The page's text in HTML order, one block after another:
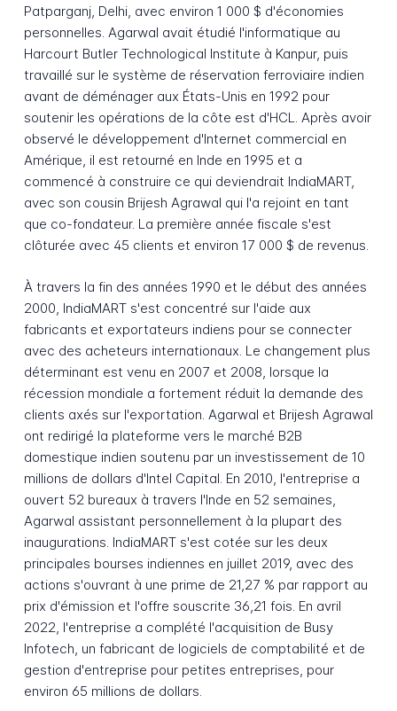
Patparganj, Delhi, avec environ 1 000 $ d'économies
personnelles. Agarwal avait étudié l'informatique au
Harcourt Butler Technological Institute à Kanpur, puis
travaillé sur le système de réservation ferroviaire indien
avant de déménager aux États-Unis en 1992 pour
soutenir les opérations de la côte est d'HCL. Après avoir
observé le développement d'Internet commercial en
Amérique, il est retourné en Inde en 1995 et a
commencé à construire ce qui deviendrait IndiaMART,
avec son cousin Brijesh Agrawal qui l'a rejoint en tant
que co-fondateur. La première année fiscale s'est
clôturée avec 45 clients et environ 17 000 $ de revenus.
À travers la fin des années 1990 et le début des années
2000, IndiaMART s'est concentré sur l'aide aux
fabricants et exportateurs indiens pour se connecter
avec des acheteurs internationaux. Le changement plus
déterminant est venu en 2007 et 2008, lorsque la
récession mondiale a fortement réduit la demande des
clients axés sur l'exportation. Agarwal et Brijesh Agrawal
ont redirigé la plateforme vers le marché B2B
domestique indien soutenu par un investissement de 10
millions de dollars d'Intel Capital. En 2010, l'entreprise a
ouvert 52 bureaux à travers l'Inde en 52 semaines,
Agarwal assistant personnellement à la plupart des
inaugurations. IndiaMART s'est cotée sur les deux
principales bourses indiennes en juillet 2019, avec des
actions s'ouvrant à une prime de 21,27 % par rapport au
prix d'émission et l'offre souscrite 36,21 fois. En avril
2022, l'entreprise a complété l'acquisition de Busy
Infotech, un fabricant de logiciels de comptabilité et de
gestion d'entreprise pour petites entreprises, pour
environ 65 millions de dollars.